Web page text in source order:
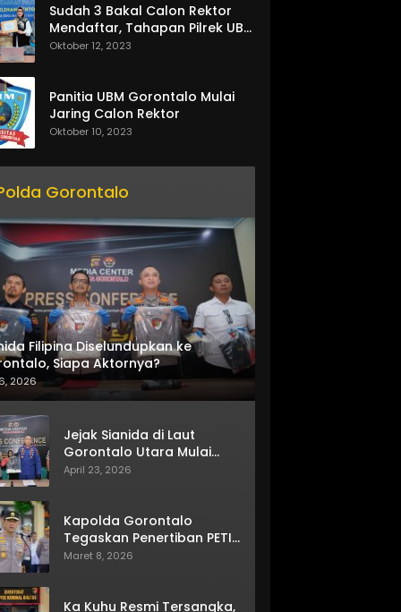
Sudah 3 Bakal Calon Rektor
Mendaftar, Tahapan Pilrek UBM
Gorontalo Makin Seru
Oktober 12, 2023
Panitia UBM Gorontalo Mulai
Jaring Calon Rektor
Oktober 10, 2023
Gorontalo
Filipina Diselundupkan ke
Siapa Aktornya?
2026
Jejak Sianida di Laut
Gorontalo Utara Mulai
Terkuak
April 23, 2026
Kapolda Gorontalo
Tegaskan Penertiban PETI
Terus Berjalan
Maret 8, 2026
Ka Kuhu Resmi Tersangka,